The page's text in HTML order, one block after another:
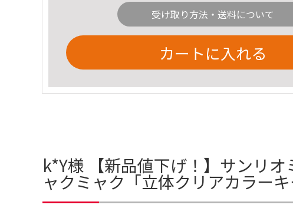
受け取り方法・送料について
カートに入れる
k*Y様 【新品値下げ！】サンリ
ャクミャク「立体クリアカラー